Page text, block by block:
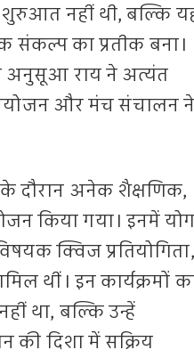
शुरुआत नहीं थी, बल्कि
संकल्प का प्रतीक बना।
अनुसूआ राय ने अत्यंत
संयोजन और मंच संचालन ने
के दौरान अनेक शैक्षणिक,
किया गया। इनमें योग
क्विज प्रतियोगिता,
थीं। इन कार्यक्रमों
था, बल्कि उन्हें
की दिशा में सक्रिय